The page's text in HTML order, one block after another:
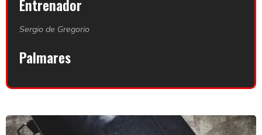
Entrenador
Sergio de Gregorio
Palmares